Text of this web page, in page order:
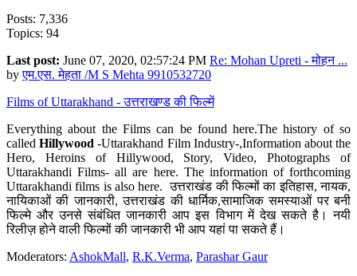
Posts: 7,336
Topics: 94
Last post: June 07, 2020, 02:57:24 PM Re: Mohan Upreti - मोहन ...
byएम.एस. मेहता /M S Mehta 9910532720
Films of Uttarakhand - उत्तराखण्ड की फिल्में
Everything about the Films can be found here.The history of so
calledHillywood-Uttarakhand Film Industry-,Information about the
Hero, Heroins of Hillywood, Story, Video, Photographs of
Uttarakhandi Films- all are here. The information of forthcoming
Uttarakhandi films is also here. उत्तराखंड की फिल्मों का इतिहास, नायक,
नायिकाओं की जानकारी, उत्तराखंड की धार्मिक,सामाजिक समस्याओं पर बनी
फिल्मे और उनसे संबंधित जानकारी आप इस विभाग में देख सकते है। नयी
रिलीज़ होने वाली फिल्मों की जानकारी भी आप यहां पा सकते हैं।
Moderators: AshokMall, R.K.Verma, Parashar Gaur